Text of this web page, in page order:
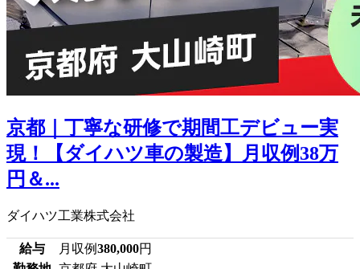
京都｜丁寧な研修で期間工デビュー実
現！【ダイハツ車の製造】月収例38万
円＆...
ダイハツ工業株式会社
給与 月収例380,000円